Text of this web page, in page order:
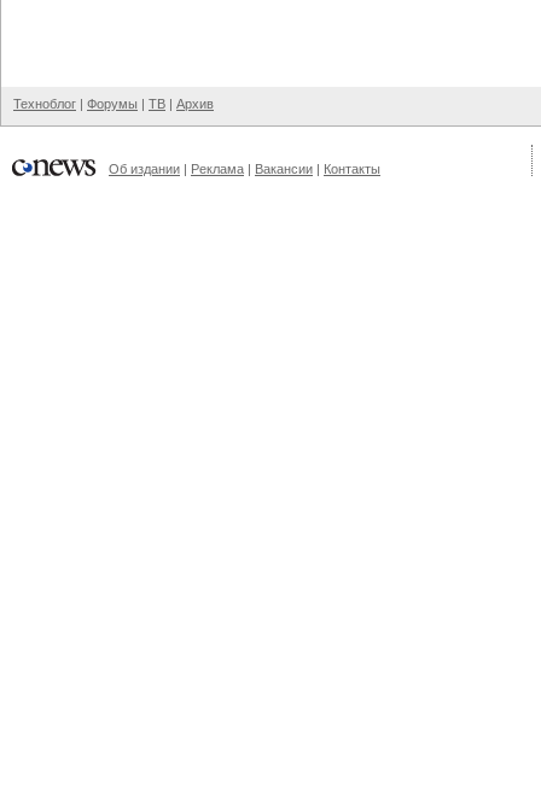
Техноблог | Форумы | ТВ | Архив
Об издании | Реклама | Вакансии | Контакты